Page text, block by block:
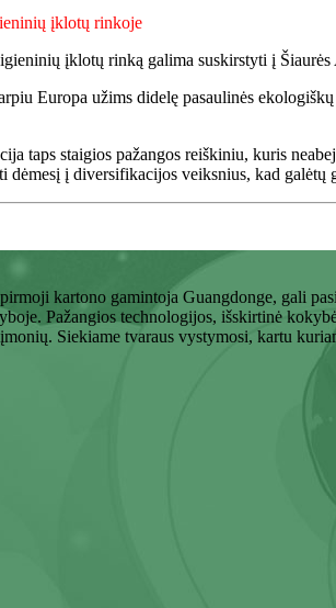
įklotų rinkoje
įklotų rinką galima suskirstyti į
Europa užims didelę pasaulinės
taps staigios pažangos reiškiniu, kuris
dėmesį į diversifikacijos veiksnius, kad
kartono gamintoja Guangdonge, gali
Pažangios technologijos, išskirtinė
Siekiame tvaraus vystymosi, kartu